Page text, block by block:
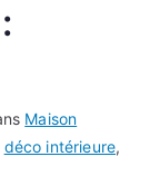
Maison
déco intérieure,